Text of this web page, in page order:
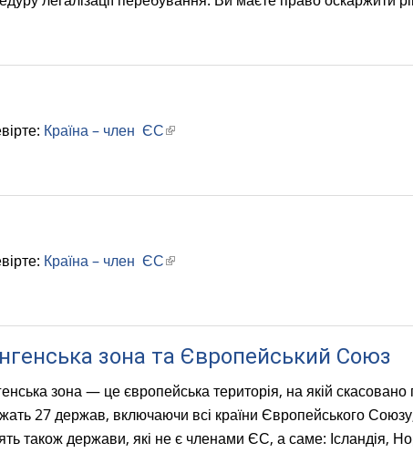
Країна – член ЄС(
n
e
r
n
a
Країна – член ЄС(
n
k
s
e
зона та Європейський Союз
зона — це європейська територія, на якій
27 держав, включаючи всі країни Європейського
також держави, які не є членами ЄС, а саме: Ісландія,